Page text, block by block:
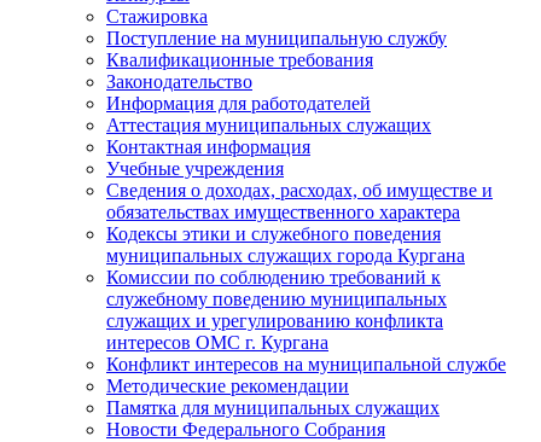
Стажировка
Поступление на муниципальную службу
Квалификационные требования
Законодательство
Информация для работодателей
Аттестация муниципальных служащих
Контактная информация
Учебные учреждения
Сведения о доходах, расходах, об имуществе и
обязательствах имущественного характера
Кодексы этики и служебного поведения
муниципальных служащих города Кургана
Комиссии по соблюдению требований к
служебному поведению муниципальных
служащих и урегулированию конфликта
интересов ОМС г. Кургана
Конфликт интересов на муниципальной службе
Методические рекомендации
Памятка для муниципальных служащих
Новости Федерального Cобрания